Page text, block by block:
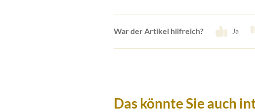
War der Artikel hilfreich? Ja
Das könnte Sie auch